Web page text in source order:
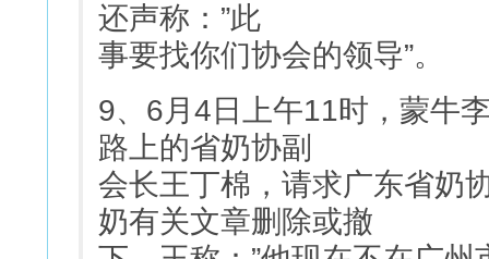
还声称：”此
事要找你们协会的领导”。
9、6月4日上午11时，蒙牛
路上的省奶协副
会长王丁棉，请求广东省奶
奶有关文章删除或撤